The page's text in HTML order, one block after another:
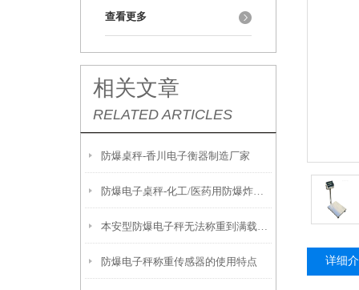
查看更多
相关文章
RELATED ARTICLES
防爆桌秤-香川电子衡器制造厂家
防爆电子桌秤-化工/医药用防爆炸电子称产品推荐
本安型防爆电子秤无法称重到满载的解决方法
防爆电子秤称重传感器的使用特点 详细